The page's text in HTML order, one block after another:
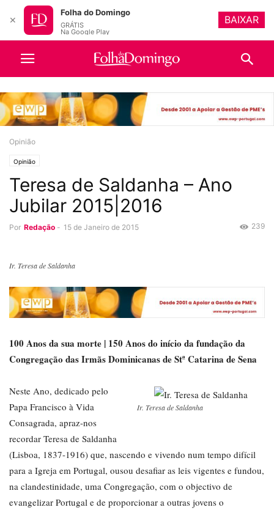
Opinião
Opinião
Teresa de Saldanha – Ano
Jubilar 2015|2016
Por Redação - 15 de Janeiro de 2015 239
Ir. Teresa de Saldanha
100 Anos da sua morte | 150 Anos do início da fundação da
Congregação das Irmãs Dominicanas de Stª Catarina de Sena
Ir. Teresa de Saldanha
Neste Ano, dedicado pelo
Papa Francisco à Vida
Consagrada, apraz-nos
recordar Teresa de Saldanha
(Lisboa, 1837-1916) que, nascendo e vivendo num tempo difícil
para a Igreja em Portugal, ousou desafiar as leis vigentes e fundou,
na clandestinidade, uma Congregação, com o objectivo de
evangelizar Portugal e de proporcionar a outras jovens o
✕
Folha do Domingo
GRÁTIS
Na Google Play
BAIXAR